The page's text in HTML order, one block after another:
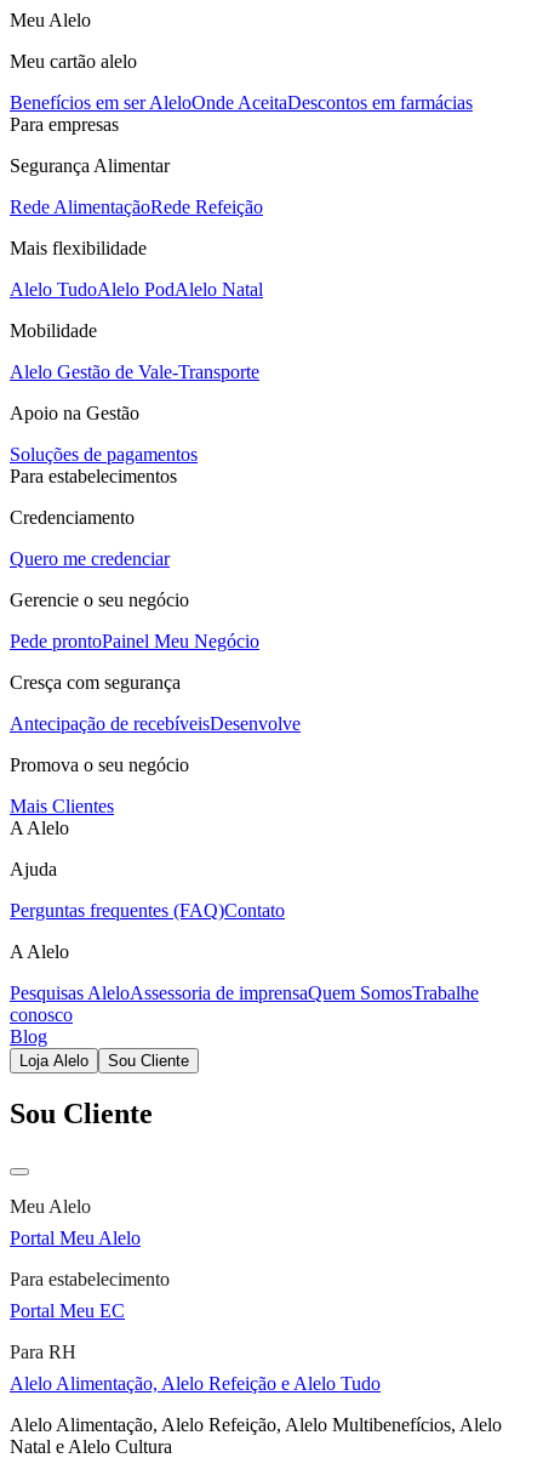
Meu Alelo
Meu cartão alelo
Benefícios em ser AleloOnde AceitaDescontos em farmácias
Para empresas
Segurança Alimentar
Rede AlimentaçãoRede Refeição
Mais flexibilidade
Alelo TudoAlelo PodAlelo Natal
Mobilidade
Alelo Gestão de Vale-Transporte
Apoio na Gestão
Soluções de pagamentos
Para estabelecimentos
Credenciamento
Quero me credenciar
Gerencie o seu negócio
Pede prontoPainel Meu Negócio
Cresça com segurança
Antecipação de recebíveisDesenvolve
Promova o seu negócio
Mais Clientes
A Alelo
Ajuda
Perguntas frequentes (FAQ)Contato
A Alelo
Pesquisas AleloAssessoria de imprensaQuem SomosTrabalhe
conosco
Blog
Loja Alelo Sou Cliente
Sou Cliente
Meu Alelo
Portal Meu Alelo
Para estabelecimento
Portal Meu EC
Para RH
Alelo Alimentação, Alelo Refeição e Alelo Tudo
Alelo Alimentação, Alelo Refeição, Alelo Multibenefícios, Alelo
Natal e Alelo Cultura